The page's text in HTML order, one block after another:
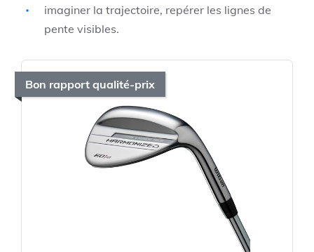
imaginer la trajectoire, repérer les lignes de
pente visibles.
Bon rapport qualité-prix